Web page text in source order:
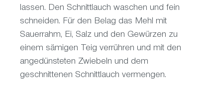
lassen. Den Schnittlauch waschen und fein
schneiden. Für den Belag das Mehl mit
Sauerrahm, Ei, Salz und den Gewürzen zu
einem sämigen Teig verrühren und mit den
angedünsteten Zwiebeln und dem
geschnittenen Schnittlauch vermengen.